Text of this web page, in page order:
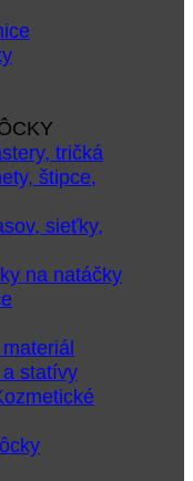
tričká
štipce,
sieťky,
na natáčky
statívy